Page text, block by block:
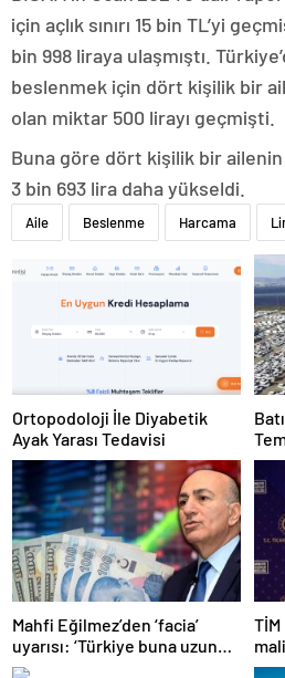
için açlık sınırı 15 bin TL’yi
bin 998 liraya ulaşmıştı.
beslenmek için dört kişilik bir
olan miktar 500 lirayı geçmişti.
Buna göre dört kişilik bir ailenin
3 bin 693 lira daha yükseldi.
Aile Beslenme Harcama
Ortopodoloji İle Diyabetik
Ayak Yarası Tedavisi
Mahfi Eğilmez’den ‘facia’
uyarısı: ‘Türkiye buna uzun
süre katlanamaz…’
100